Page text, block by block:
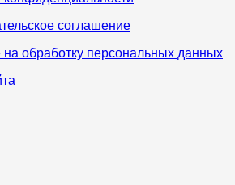
соглашение
на обработку персональных данных